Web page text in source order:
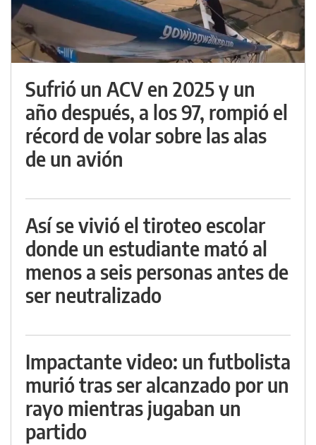
Sufrió un ACV en 2025 y un
año después, a los 97, rompió el
récord de volar sobre las alas
de un avión
Así se vivió el tiroteo escolar
donde un estudiante mató al
menos a seis personas antes de
ser neutralizado
Impactante video: un futbolista
murió tras ser alcanzado por un
rayo mientras jugaban un
partido